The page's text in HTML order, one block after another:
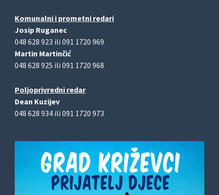
Komunalni i prometni redari
Josip Ruganec
048 628 923 ili 091 1720 969
Martin Martinčić
048 628 925 ili 091 1720 968
Poljoprivredni redar
Dean Kuzijev
048 628 934 ili 091 1720 973